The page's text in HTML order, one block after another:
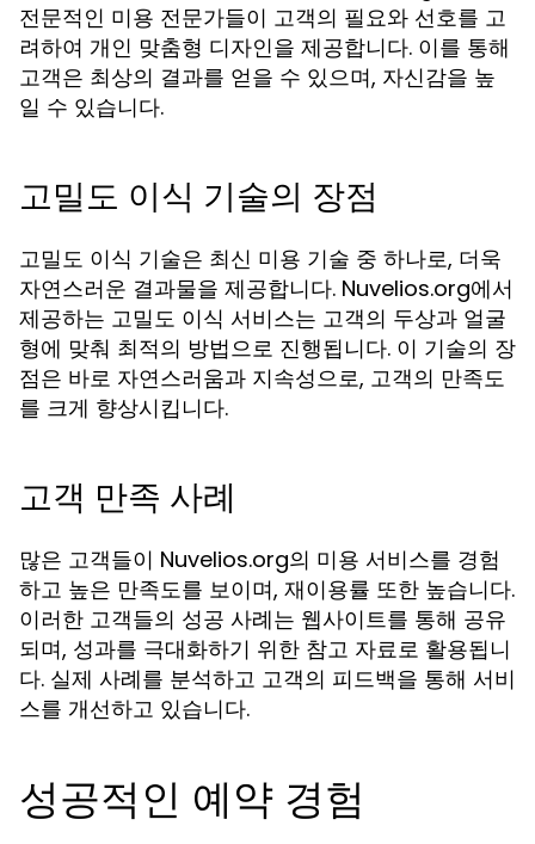
전문적인 미용 전문가들이 고객의 필요와 선호를 고
려하여 개인 맞춤형 디자인을 제공합니다. 이를 통해
고객은 최상의 결과를 얻을 수 있으며, 자신감을 높
일 수 있습니다.
고밀도 이식 기술의 장점
고밀도 이식 기술은 최신 미용 기술 중 하나로, 더욱
자연스러운 결과물을 제공합니다. Nuvelios.org에서
제공하는 고밀도 이식 서비스는 고객의 두상과 얼굴
형에 맞춰 최적의 방법으로 진행됩니다. 이 기술의 장
점은 바로 자연스러움과 지속성으로, 고객의 만족도
를 크게 향상시킵니다.
고객 만족 사례
많은 고객들이 Nuvelios.org의 미용 서비스를 경험
하고 높은 만족도를 보이며, 재이용률 또한 높습니다.
이러한 고객들의 성공 사례는 웹사이트를 통해 공유
되며, 성과를 극대화하기 위한 참고 자료로 활용됩니
다. 실제 사례를 분석하고 고객의 피드백을 통해 서비
스를 개선하고 있습니다.
성공적인 예약 경험